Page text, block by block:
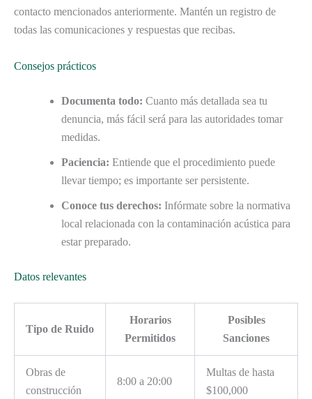
contacto mencionados anteriormente. Mantén un registro de
todas las comunicaciones y respuestas que recibas.
Consejos prácticos
Documenta todo: Cuanto más detallada sea tu
denuncia, más fácil será para las autoridades tomar
medidas.
Paciencia: Entiende que el procedimiento puede
llevar tiempo; es importante ser persistente.
Conoce tus derechos: Infórmate sobre la normativa
local relacionada con la contaminación acústica para
estar preparado.
Datos relevantes
Tipo de Ruido
Horarios
Permitidos
Posibles
Sanciones
Obras de
construcción
8:00 a 20:00
Multas de hasta
$100,000